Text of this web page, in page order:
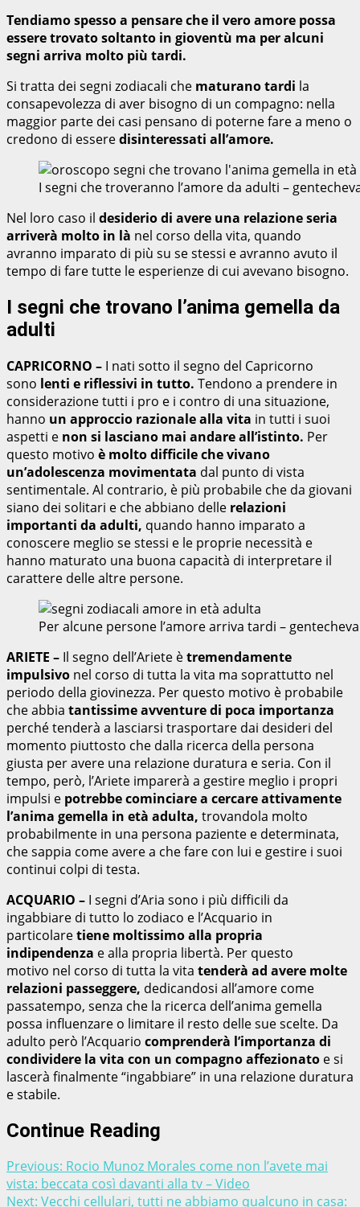
Tendiamo spesso a pensare che il vero amore possa
essere trovato soltanto in gioventù ma per alcuni
segni arriva molto più tardi.
Si tratta dei segni zodiacali che maturano tardi la
consapevolezza di aver bisogno di un compagno: nella
maggior parte dei casi pensano di poterne fare a meno o
credono di esseredisinteressati all’amore.
I segni che troveranno l’amore da adulti –
Nel loro caso il desiderio di avere una relazione seria
arriverà molto in là nel corso della vita, quando
avranno imparato di più su se stessi e avranno avuto il
tempo di fare tutte le esperienze di cui avevano bisogno.
I segni che trovano l’anima gemella da
adulti
CAPRICORNO – I nati sotto il segno del Capricorno
sono lenti e riflessivi in tutto. Tendono a prendere in
considerazione tutti i pro e i contro di una situazione,
hanno un approccio razionale alla vita in tutti i suoi
aspetti e non si lasciano mai andare all’istinto. Per
questo motivo è molto difficile che vivano
un’adolescenza movimentata dal punto di vista
sentimentale. Al contrario, è più probabile che da giovani
siano dei solitari e che abbiano delle relazioni
importanti da adulti, quando hanno imparato a
conoscere meglio se stessi e le proprie necessità e
hanno maturato una buona capacità di interpretare il
carattere delle altre persone.
Per alcune persone l’amore arriva tardi –
ARIETE – Il segno dell’Ariete ètremendamente
impulsivo nel corso di tutta la vita ma soprattutto nel
periodo della giovinezza. Per questo motivo è probabile
che abbia tantissime avventure di poca importanza
perché tenderà a lasciarsi trasportare dai desideri del
momento piuttosto che dalla ricerca della persona
giusta per avere una relazione duratura e seria. Con il
tempo, però, l’Ariete imparerà a gestire meglio i propri
impulsi e potrebbe cominciare a cercare attivamente
l’anima gemella in età adulta, trovandola molto
probabilmente in una persona paziente e determinata,
che sappia come avere a che fare con lui e gestire i suoi
continui colpi di testa.
ACQUARIO – I segni d’Aria sono i più difficili da
ingabbiare di tutto lo zodiaco e l’Acquario in
particolaretiene moltissimo alla propria
indipendenza e alla propria libertà. Per questo
motivo nel corso di tutta la vita tenderà ad avere molte
relazioni passeggere, dedicandosi all’amore come
passatempo, senza che la ricerca dell’anima gemella
possa influenzare o limitare il resto delle sue scelte. Da
adulto però l’Acquario comprenderà l’importanza di
condividere la vita con un compagno affezionato e si
lascerà finalmente “ingabbiare” in una relazione duratura
e stabile.
Continue Reading
Previous: Rocio Munoz Morales come non l’avete mai
vista: beccata così davanti alla tv – Video
Next: Vecchi cellulari, tutti ne abbiamo qualcuno in casa: